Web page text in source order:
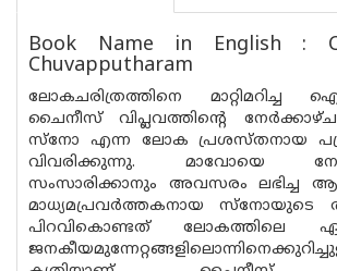
Book Name in English :
Chuvapputharam
ലോകചരിത്രത്തിനെ മാറ്റിമറിച്ച
ചൈനീസ് വിപ്ലവത്തിന്റെ
സ്നോ എന്ന ലോക പ്രശസ്‌തനായ
വിവരിക്കുന്നു. മാവോയെ
സംസാരിക്കാനും അവസരം ലഭിച്ച
മാധ്യമപ്രവർത്തകനായ സ്നോയുടെ
പിറവികൊണ്ടത് ലോകത്തിലെ